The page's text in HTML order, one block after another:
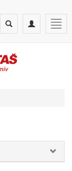
Toggle
navigation
Toggle
search